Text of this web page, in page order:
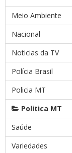
Meio Ambiente
Nacional
Noticias da TV
Polícia Brasil
Policia MT
Politica MT
Saúde
Variedades